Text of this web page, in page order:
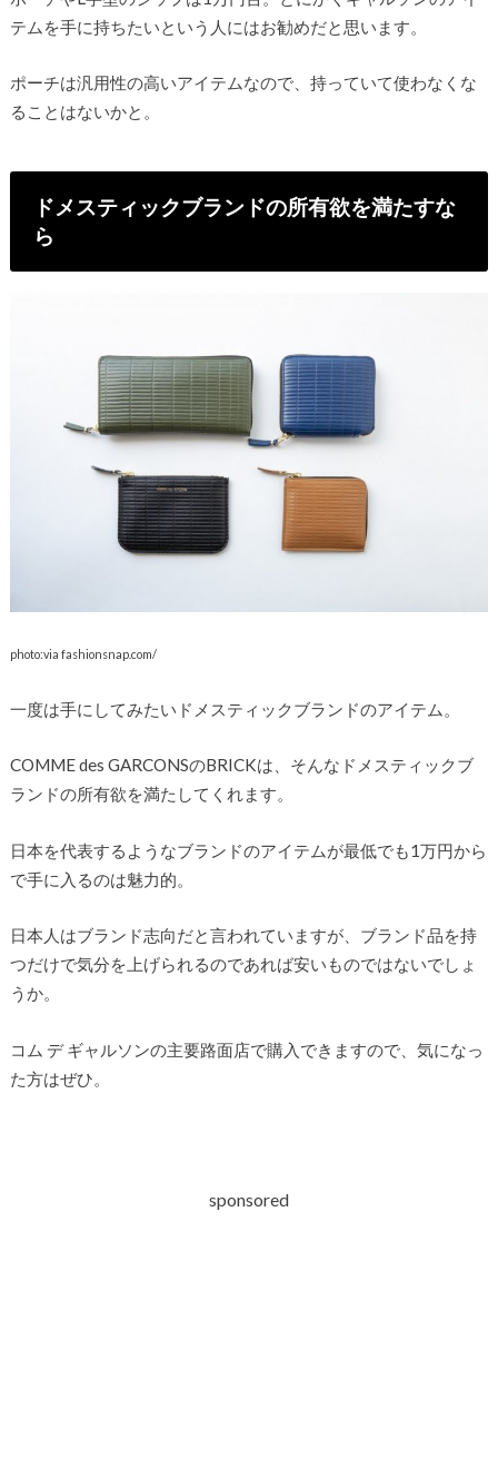
テムを手に持ちたいという人にはお勧めだと思います。
ポーチは汎用性の高いアイテムなので、持っていて使わなくな
ることはないかと。
ドメスティックブランドの所有欲を満たすな
ら
photo:via fashionsnap.com/
一度は手にしてみたいドメスティックブランドのアイテム。
COMME des GARCONSのBRICKは、そんなドメスティックブ
ランドの所有欲を満たしてくれます。
日本を代表するようなブランドのアイテムが最低でも1万円から
で手に入るのは魅力的。
日本人はブランド志向だと言われていますが、ブランド品を持
つだけで気分を上げられるのであれば安いものではないでしょ
うか。
コム デ ギャルソンの主要路面店で購入できますので、気になっ
た方はぜひ。
sponsored